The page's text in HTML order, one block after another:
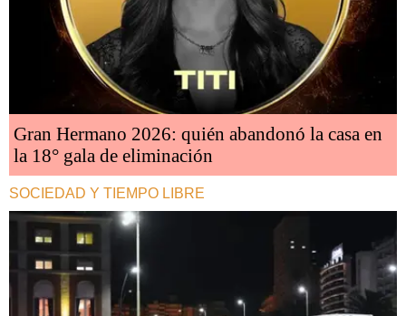
Gran Hermano 2026: quién abandonó la casa en
la 18° gala de eliminación
SOCIEDAD Y TIEMPO LIBRE